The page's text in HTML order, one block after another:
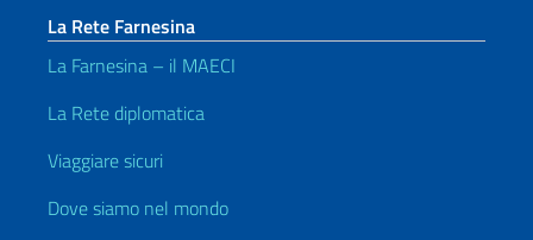
La Rete Farnesina
La Farnesina – il MAECI
La Rete diplomatica
Viaggiare sicuri
Dove siamo nel mondo